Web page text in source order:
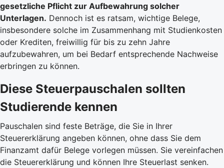
gesetzliche Pflicht zur Aufbewahrung solcher
Unterlagen. Dennoch ist es ratsam, wichtige Belege,
insbesondere solche im Zusammenhang mit Studienkosten
oder Krediten, freiwillig für bis zu zehn Jahre
aufzubewahren, um bei Bedarf entsprechende Nachweise
erbringen zu können.
Diese Steuerpauschalen sollten
Studierende kennen
Pauschalen sind feste Beträge, die Sie in Ihrer
Steuererklärung angeben können, ohne dass Sie dem
Finanzamt dafür Belege vorlegen müssen. Sie vereinfachen
die Steuererklärung und können Ihre Steuerlast senken.